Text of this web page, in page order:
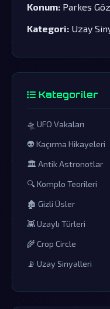
Konum: Parkes
Kategori: Uzay
Kategoriler
🛸 UFO Vakaları
👽 Kaçırma Hikayeleri
🏛️ Antik Astronotlar
🔍 Komplo Teorileri
🏚️ Gizli Üsler
👾 Uzaylı Türleri
🌾 Crop Circle
📡 Uzay Sinyalleri